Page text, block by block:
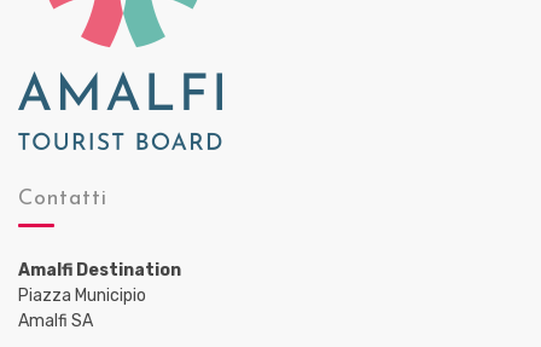
Contatti
Amalfi Destination
Piazza Municipio
Amalfi SA